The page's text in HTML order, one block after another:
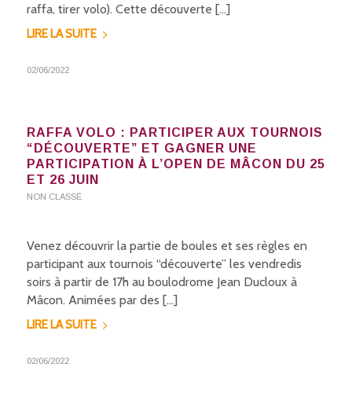
raffa, tirer volo). Cette découverte […]
LIRE LA SUITE
02/06/2022
RAFFA VOLO : PARTICIPER AUX TOURNOIS
“DÉCOUVERTE” ET GAGNER UNE
PARTICIPATION À L’OPEN DE MÂCON DU 25
ET 26 JUIN
NON CLASSÉ
Venez découvrir la partie de boules et ses règles en
participant aux tournois “découverte” les vendredis
soirs à partir de 17h au boulodrome Jean Ducloux à
Mâcon. Animées par des […]
LIRE LA SUITE
02/06/2022